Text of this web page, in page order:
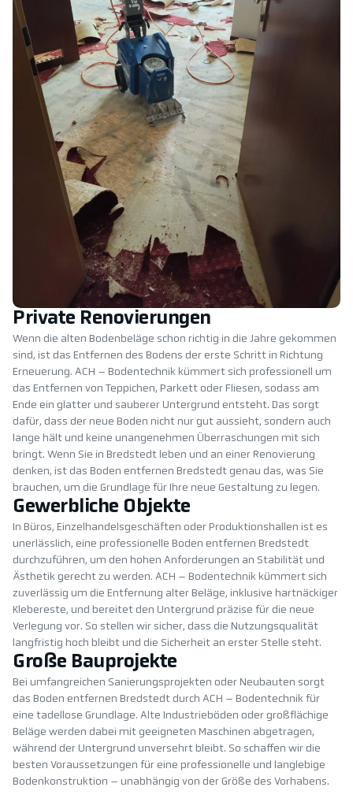
Private Renovierungen
Wenn die alten Bodenbeläge schon richtig in die Jahre gekommen
sind, ist das Entfernen des Bodens der erste Schritt in Richtung
Erneuerung. ACH – Bodentechnik kümmert sich professionell um
das Entfernen von Teppichen, Parkett oder Fliesen, sodass am
Ende ein glatter und sauberer Untergrund entsteht. Das sorgt
dafür, dass der neue Boden nicht nur gut aussieht, sondern auch
lange hält und keine unangenehmen Überraschungen mit sich
bringt. Wenn Sie in Bredstedt leben und an einer Renovierung
denken, ist das Boden entfernen Bredstedt genau das, was Sie
brauchen, um die Grundlage für Ihre neue Gestaltung zu legen.
Gewerbliche Objekte
In Büros, Einzelhandelsgeschäften oder Produktionshallen ist es
unerlässlich, eine professionelle Boden entfernen Bredstedt
durchzuführen, um den hohen Anforderungen an Stabilität und
Ästhetik gerecht zu werden. ACH – Bodentechnik kümmert sich
zuverlässig um die Entfernung alter Beläge, inklusive hartnäckiger
Klebereste, und bereitet den Untergrund präzise für die neue
Verlegung vor. So stellen wir sicher, dass die Nutzungsqualität
langfristig hoch bleibt und die Sicherheit an erster Stelle steht.
Große Bauprojekte
Bei umfangreichen Sanierungsprojekten oder Neubauten sorgt
das Boden entfernen Bredstedt durch ACH – Bodentechnik für
eine tadellose Grundlage. Alte Industrieböden oder großflächige
Beläge werden dabei mit geeigneten Maschinen abgetragen,
während der Untergrund unversehrt bleibt. So schaffen wir die
besten Voraussetzungen für eine professionelle und langlebige
Bodenkonstruktion – unabhängig von der Größe des Vorhabens.